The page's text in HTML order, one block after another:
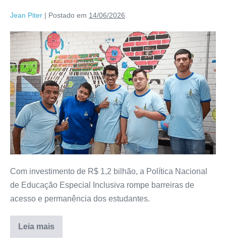
Jean Piter | Postado em 14/06/2026
Com investimento de R$ 1,2 bilhão, a Política Nacional
de Educação Especial Inclusiva rompe barreiras de
acesso e permanência dos estudantes.
Leia mais